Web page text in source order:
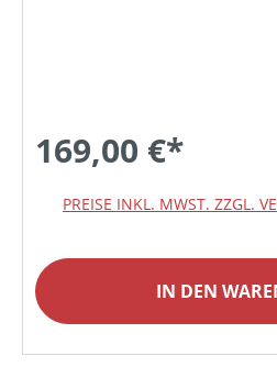
169,00 €*
PREISE INKL. MWST. ZZGL.
IN DEN